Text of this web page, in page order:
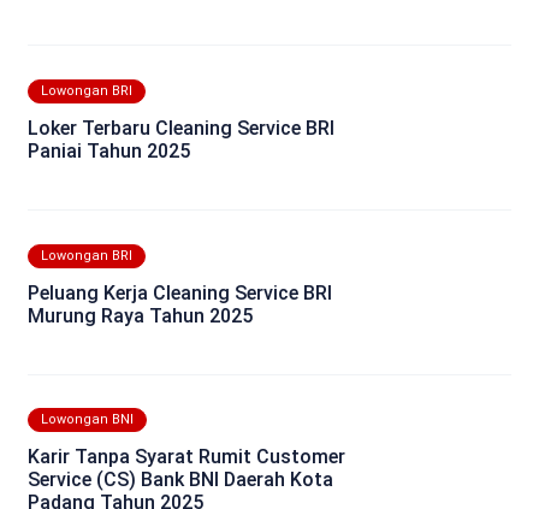
Lowongan BRI
Loker Terbaru Cleaning Service BRI
Paniai Tahun 2025
Lowongan BRI
Peluang Kerja Cleaning Service BRI
Murung Raya Tahun 2025
Lowongan BNI
Karir Tanpa Syarat Rumit Customer
Service (CS) Bank BNI Daerah Kota
Padang Tahun 2025